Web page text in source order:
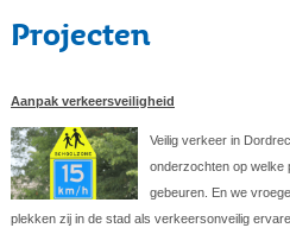
Projecten
Aanpak verkeersveiligheid
Veilig verkeer in
onderzochten op welke
gebeuren. En we
plekken zij in de stad als verkeersonveilig